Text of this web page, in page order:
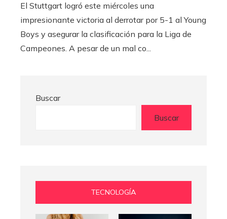
El Stuttgart logró este miércoles una
impresionante victoria al derrotar por 5-1 al Young
Boys y asegurar la clasificación para la Liga de
Campeones. A pesar de un mal co...
Buscar
Buscar
TECNOLOGÍA